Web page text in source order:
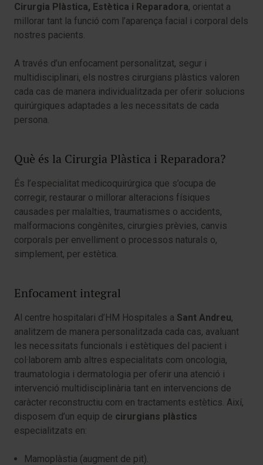
Cirurgia Plàstica, Estètica i Reparadora, orientat a
millorar tant la funció com l’aparença facial i corporal dels
nostres pacients.
A través d’un enfocament personalitzat, segur i
multidisciplinari, els nostres cirurgians plàstics valoren
cada cas de manera individualitzada per oferir solucions
quirúrgiques adaptades a les necessitats de cada
persona.
Què és la Cirurgia Plàstica i Reparadora?
És l’especialitat medicoquirúrgica que s’ocupa de
corregir, restaurar o millorar alteracions físiques
causades per malalties, traumatismes o accidents,
malformacions congènites, cirurgies prèvies, canvis
corporals per envelliment o processos naturals o,
simplement, per estètica.
Enfocament integral
Al centre hospitalari d’HM Hospitales a Sant Andreu,
analitzem de manera personalitzada cada cas, avaluant
les necessitats funcionals i estètiques del pacient i
col·laborem amb altres especialitats com oncologia,
traumatologia i dermatologia per oferir una atenció i
intervenció multidisciplinària tant en intervencions de
caràcter reconstructiu com en tractaments estètics. Així,
disposem d’un equip de cirurgians plàstics
especialitzats en:
Mamoplàstia (augment de pit).